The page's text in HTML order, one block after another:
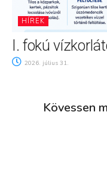
HÍREK
I. fokú
2026. július 31.
Kövessen